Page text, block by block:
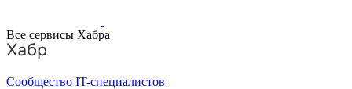
Все сервисы Хабра
Сообщество IT-специалистов